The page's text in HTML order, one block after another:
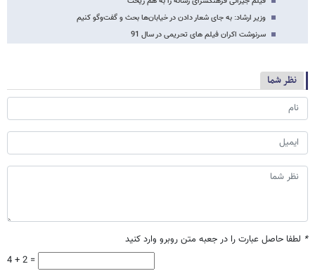
وزیر ارشاد: به جای شعار دادن در خیابان‌ها بحث و گفت‌وگو کنیم
سرنوشت اکران فیلم های تحریمی در سال 91
نظر شما
* لطفا حاصل عبارت را در جعبه متن روبرو وارد کنید
4 + 2 =